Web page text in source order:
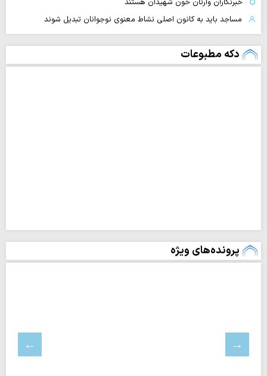
مساجد باید به کانون اصلی نشاط معنوی نوجوانان تبدیل شوند
دکه مطبوعات
پرونده‌های ویژه